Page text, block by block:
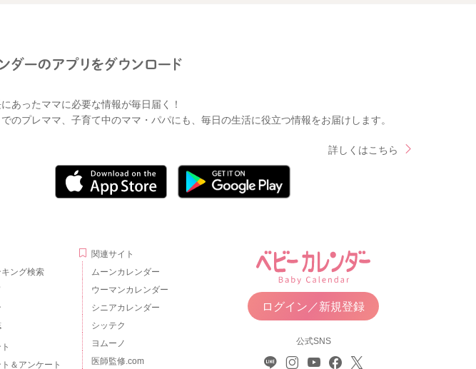
あったママに必要な情報が毎日届く！
のプレママ、子育て中のママ・パパにも、毎日の生活に役立つ情報をお届けします。
詳しくはこちら
ング検索
＆アンケート
関連サイト
ムーンカレンダー
ウーマンカレンダー
シニアカレンダー
シッテク
ヨムーノ
医師監修.com
ログイン／新規登録
公式SNS